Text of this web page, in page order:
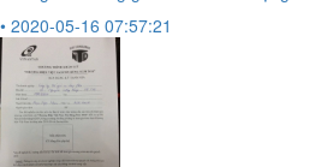
• 2020-05-16 07:57:21